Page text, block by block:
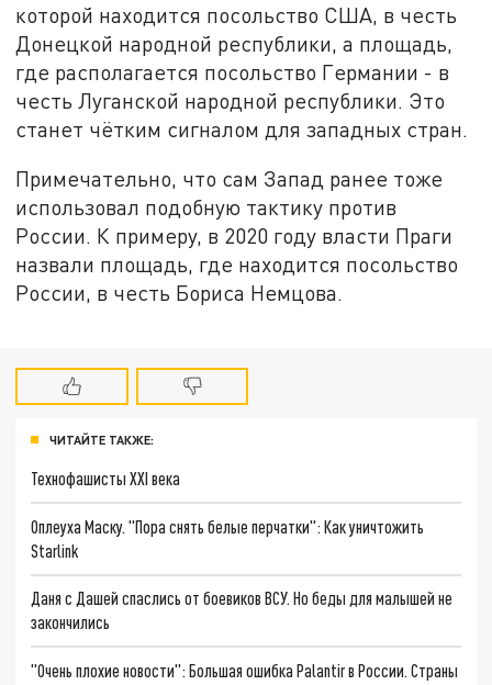
которой находится посольство США, в честь
Донецкой народной республики, а площадь,
где располагается посольство Германии - в
честь Луганской народной республики. Это
станет чётким сигналом для западных стран.
Примечательно, что сам Запад ранее тоже
использовал подобную тактику против
России. К примеру, в 2020 году власти Праги
назвали площадь, где находится посольство
России, в честь Бориса Немцова.
ЧИТАЙТЕ ТАКЖЕ:
Технофашисты XXI века
Оплеуха Маску. "Пора снять белые перчатки": Как уничтожить
Starlink
Даня с Дашей спаслись от боевиков ВСУ. Но беды для малышей не
закончились
"Очень плохие новости": Большая ошибка Palantir в России. Страны